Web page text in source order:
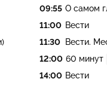
09:55 О самом
11:00 Вести
11:30
Вести.
12:00 60 минут
14:00 Вести